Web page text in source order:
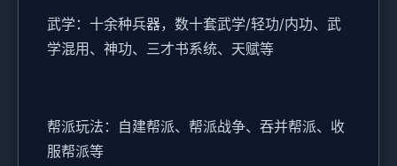
武学：十余种兵器，数十套武学/轻功/内功、武
学混用、神功、三才书系统、天赋等
帮派玩法：自建帮派、帮派战争、吞并帮派、收
服帮派等